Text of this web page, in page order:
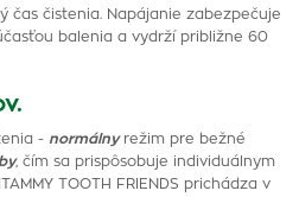
čas čistenia. Napájanie zabezpečuje
balenia a vydrží približne 60
- normálnyrežim pre bežné
, čím sa prispôsobuje individuálnym
TOOTH FRIENDS prichádza v